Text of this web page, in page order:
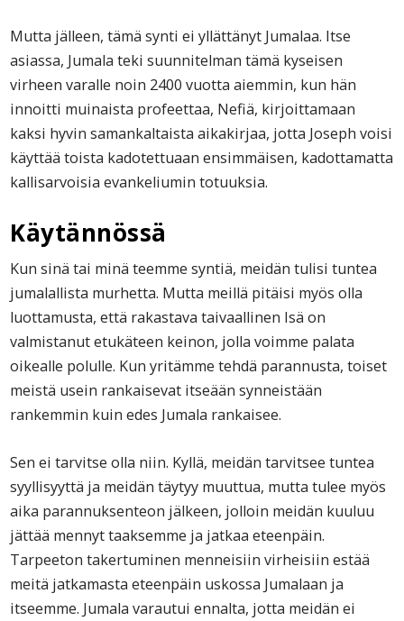
Mutta jälleen, tämä synti ei yllättänyt Jumalaa. Itse
asiassa, Jumala teki suunnitelman tämä kyseisen
virheen varalle noin 2400 vuotta aiemmin, kun hän
innoitti muinaista profeettaa, Nefiä, kirjoittamaan
kaksi hyvin samankaltaista aikakirjaa, jotta Joseph voisi
käyttää toista kadotettuaan ensimmäisen, kadottamatta
kallisarvoisia evankeliumin totuuksia.
Käytännössä
Kun sinä tai minä teemme syntiä, meidän tulisi tuntea
jumalallista murhetta. Mutta meillä pitäisi myös olla
luottamusta, että rakastava taivaallinen Isä on
valmistanut etukäteen keinon, jolla voimme palata
oikealle polulle. Kun yritämme tehdä parannusta, toiset
meistä usein rankaisevat itseään synneistään
rankemmin kuin edes Jumala rankaisee.
Sen ei tarvitse olla niin. Kyllä, meidän tarvitsee tuntea
syyllisyyttä ja meidän täytyy muuttua, mutta tulee myös
aika parannuksenteon jälkeen, jolloin meidän kuuluu
jättää mennyt taaksemme ja jatkaa eteenpäin.
Tarpeeton takertuminen menneisiin virheisiin estää
meitä jatkamasta eteenpäin uskossa Jumalaan ja
itseemme. Jumala varautui ennalta, jotta meidän ei